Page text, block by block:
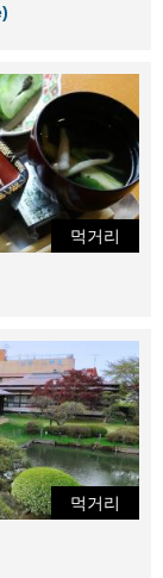
먹거리
먹거리